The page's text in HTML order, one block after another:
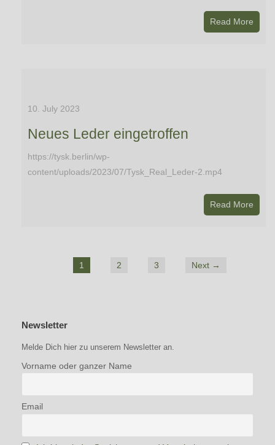
Read More
10. July 2023
Neues Leder eingetroffen
https://tysk.berlin/wp-
content/uploads/2023/07/Tysk_Real_Leder-2.mp4
Read More
1 2 3 Next →
Newsletter
Melde Dich hier zu unserem Newsletter an.
Vorname oder ganzer Name
Email